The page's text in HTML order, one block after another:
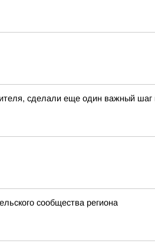
сделали еще один важный шаг
сообщества региона